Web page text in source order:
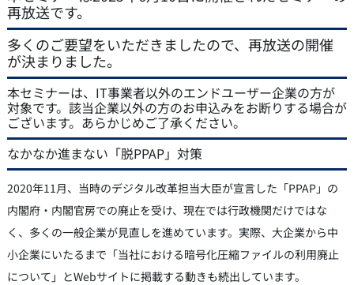
再放送です。
多くのご要望をいただきましたので、再放送の開催
が決まりました。
本セミナーは、IT事業者以外のエンドユーザー企業の方が
対象です。該当企業以外の方のお申込みをお断りする場合が
ございます。あらかじめご了承ください。
なかなか進まない「脱PPAP」対策
2020年11月、当時のデジタル改革担当大臣が宣言した「PPAP」の
内閣府・内閣官房での廃止を受け、現在では行政機関だけではな
く、多くの一般企業が見直しを進めています。実際、大企業から中
小企業にいたるまで「当社における暗号化圧縮ファイルの利用廃止
について」とWebサイトに掲載する動きも続出しています。